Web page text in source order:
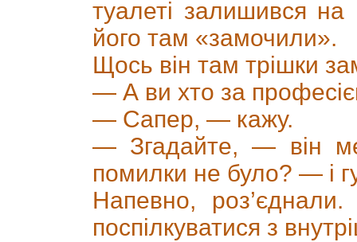
туалеті залишився на
його там «замочили».
Щось він там трішки
— А ви хто за
— Сапер, — кажу.
— Згадайте, — він
помилки не було? — і
Напевно,
поспілкуватися з